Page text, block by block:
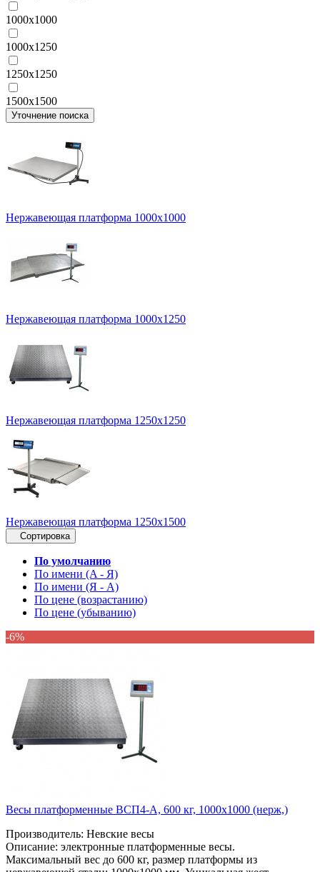
1000х1000
1000х1250
1250х1250
1500х1500
Уточнение поиска
Нержавеющая платформа 1000х1000
Нержавеющая платформа 1000х1250
Нержавеющая платформа 1250х1250
Нержавеющая платформа 1250х1500
Сортировка
По умолчанию
По имени (A - Я)
По имени (Я - A)
По цене (возрастанию)
По цене (убыванию)
-6%
Весы платформенные ВСП4-А, 600 кг, 1000х1000 (нерж,)
Производитель: Невские весы
Описание: электронные платформенные весы.
Максимальный вес до 600 кг, размер платформы из